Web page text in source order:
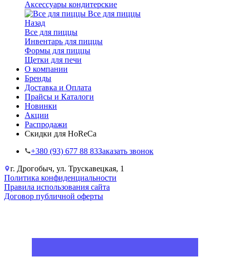
Аксессуары кондитерские
Все для пиццы
Назад
Все для пиццы
Инвентарь для пиццы
Формы для пиццы
Щетки для печи
О компании
Бренды
Доставка и Оплата
Прайсы и Каталоги
Новинки
Акции
Распродажи
Скидки для HoReCa
+38‎0 (93) 677 88 83Заказать звонок
г. Дрогобыч, ул. Трускавецкая, 1
Политика конфиденциальности
Правила использования сайта
Договор публичной оферты